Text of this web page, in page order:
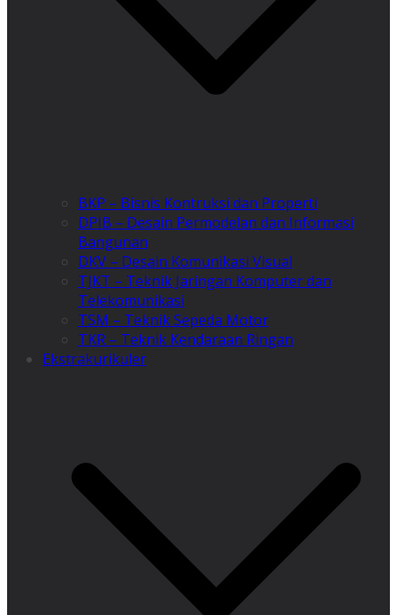
BKP – Bisnis Kontruksi dan Properti
DPIB – Desain Permodelan dan Informasi
Bangunan
DKV – Desain Komunikasi Visual
TJKT – Teknik Jaringan Komputer dan
Telekomunikasi
TSM – Teknik Sepeda Motor
TKR – Teknik Kendaraan Ringan
Ekstrakurikuler